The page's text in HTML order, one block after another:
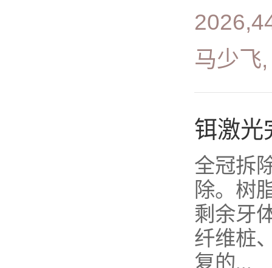
马少飞
铒激光
全冠拆
除。树
剩余牙
纤维桩
复的...